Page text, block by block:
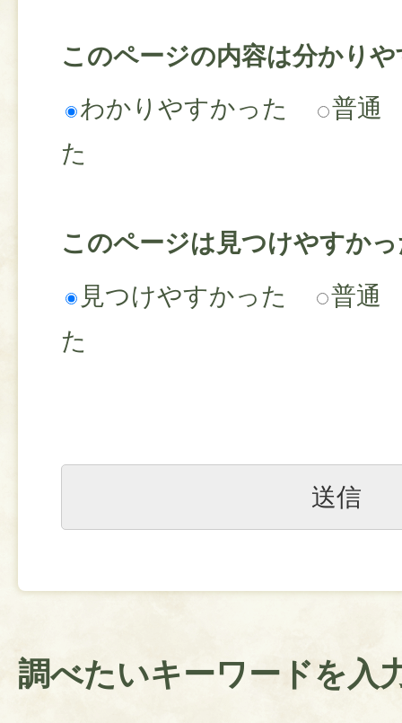
このページの内容は分かり
わかりやすかった
普通
た
このページは見つけやすか
見つけやすかった
普通
た
調べたいキーワードを入